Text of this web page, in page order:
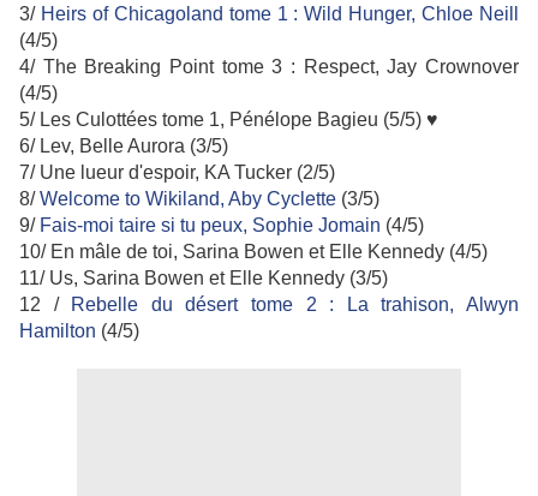
3/ Heirs of Chicagoland tome 1 : Wild Hunger, Chloe Neill
(4/5)
4/ The Breaking Point tome 3 : Respect, Jay Crownover
(4/5)
5/ Les Culottées tome 1, Pénélope Bagieu (5/5) ♥
6/ Lev, Belle Aurora (3/5)
7/ Une lueur d'espoir, KA Tucker (2/5)
8/Welcome to Wikiland, Aby Cyclette (3/5)
9/ Fais-moi taire si tu peux, Sophie Jomain (4/5)
10/ En mâle de toi, Sarina Bowen et Elle Kennedy (4/5)
11/ Us, Sarina Bowen et Elle Kennedy (3/5)
12 /
Rebelle du désert tome 2 : La trahison, Alwyn
Hamilton (4/5)